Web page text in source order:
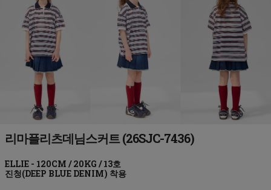
리마플리츠데님스커트 (26SJC-7436)
진청(DEEP BLUE DENIM)